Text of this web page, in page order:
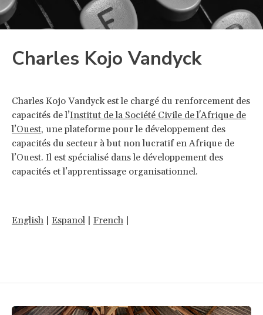
Charles Kojo Vandyck
Charles Kojo Vandyck est le chargé du renforcement des
capacités de l’Institut de la Société Civile de l'Afrique de
l’Ouest, une plateforme pour le développement des
capacités du secteur à but non lucratif en Afrique de
l’Ouest. Il est spécialisé dans le développement des
capacités et l’apprentissage organisationnel.
English | Espanol | French |